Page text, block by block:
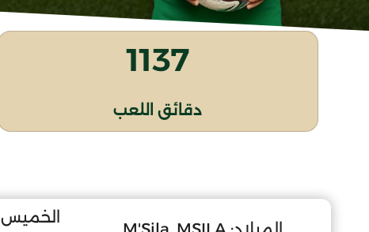
1137
دقائق اللعب
الخميس 24 جانفي 2008